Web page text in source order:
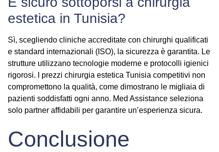
estetica in Tunisia?
Sì, scegliendo cliniche accreditate con chirurghi qualificati
e standard internazionali (ISO), la sicurezza è garantita. Le
strutture utilizzano tecnologie moderne e protocolli igienici
rigorosi. I prezzi chirurgia estetica Tunisia competitivi non
compromettono la qualità, come dimostrano le migliaia di
pazienti soddisfatti ogni anno. Med Assistance seleziona
solo partner affidabili per garantire un’esperienza sicura.
Conclusione